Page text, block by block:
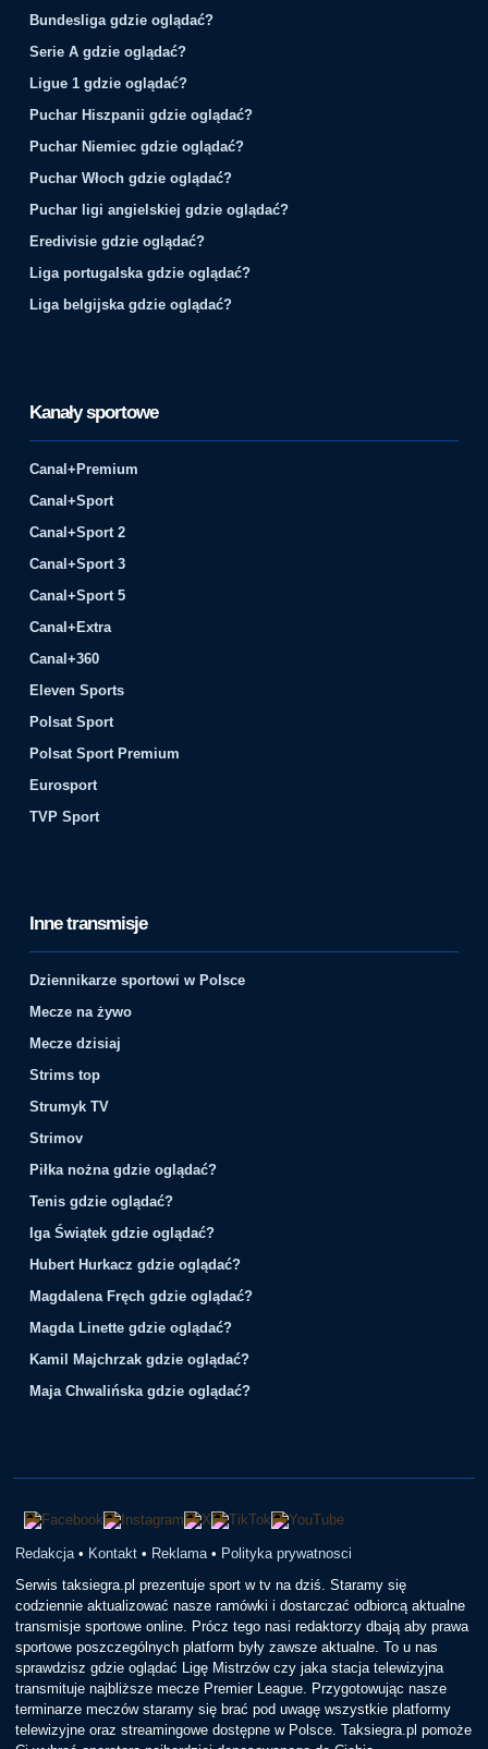
Bundesliga gdzie oglądać?
Serie A gdzie oglądać?
Ligue 1 gdzie oglądać?
Puchar Hiszpanii gdzie oglądać?
Puchar Niemiec gdzie oglądać?
Puchar Włoch gdzie oglądać?
Puchar ligi angielskiej gdzie oglądać?
Eredivisie gdzie oglądać?
Liga portugalska gdzie oglądać?
Liga belgijska gdzie oglądać?
Kanały sportowe
Canal+Premium
Canal+Sport
Canal+Sport 2
Canal+Sport 3
Canal+Sport 5
Canal+Extra
Canal+360
Eleven Sports
Polsat Sport
Polsat Sport Premium
Eurosport
TVP Sport
Inne transmisje
Dziennikarze sportowi w Polsce
Mecze na żywo
Mecze dzisiaj
Strims top
Strumyk TV
Strimov
Piłka nożna gdzie oglądać?
Tenis gdzie oglądać?
Iga Świątek gdzie oglądać?
Hubert Hurkacz gdzie oglądać?
Magdalena Fręch gdzie oglądać?
Magda Linette gdzie oglądać?
Kamil Majchrzak gdzie oglądać?
Maja Chwalińska gdzie oglądać?
Redakcja • Kontakt • Reklama • Polityka prywatnosci
Serwis taksiegra.pl prezentuje sport w tv na dziś. Staramy się
codziennie aktualizować nasze ramówki i dostarczać odbiorcą aktualne
transmisje sportowe online. Prócz tego nasi redaktorzy dbają aby prawa
sportowe poszczególnych platform były zawsze aktualne. To u nas
sprawdzisz gdzie oglądać Ligę Mistrzów czy jaka stacja telewizyjna
transmituje najbliższe mecze Premier League. Przygotowując nasze
terminarze meczów staramy się brać pod uwagę wszystkie platformy
telewizyjne oraz streamingowe dostępne w Polsce. Taksiegra.pl pomoże